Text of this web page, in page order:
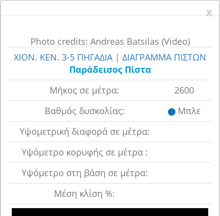
xx
Photo credits: Andreas Batsilas (Video)
ΧΙΟΝ. ΚΕΝ. 3-5 ΠΗΓΑΔΙΑ | ΔΙΑΓΡΑΜΜΑ ΠΙΣΤΩΝ
Παράδεισος Πίστα
Μήκος σε μέτρα:
2600
Βαθμός δυσκολίας:
Μπλε
Υψoμετρική διαφορά σε μέτρα:
Υψόμετρο κορυφής σε μέτρα :
Υψόμετρο στη βάση σε μέτρα:
Μέση κλίση %: